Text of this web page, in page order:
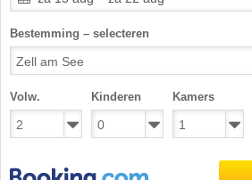
Bestemming – selecteren
Volw. Kinderen Kamers